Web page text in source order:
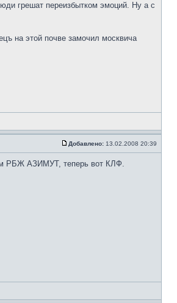
грешат переизбытком эмоций. Ну а с
на этой почве замочил москвича
Добавлено: 13.02.2008 20:39
РБЖ АЗИМУТ, теперь вот КЛФ.